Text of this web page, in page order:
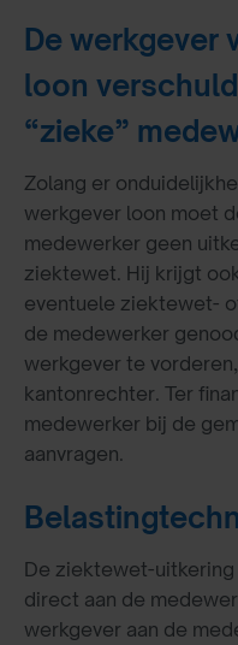
De werkgever
loon
“zieke”
Zolang er
werkgever loon moet
medewerker geen
ziektewet. Hij krijgt
eventuele ziektewet-
de medewerker
werkgever te
kantonrechter. Ter
medewerker bij de
aanvragen.
De ziektewet-
direct aan de
werkgever aan de